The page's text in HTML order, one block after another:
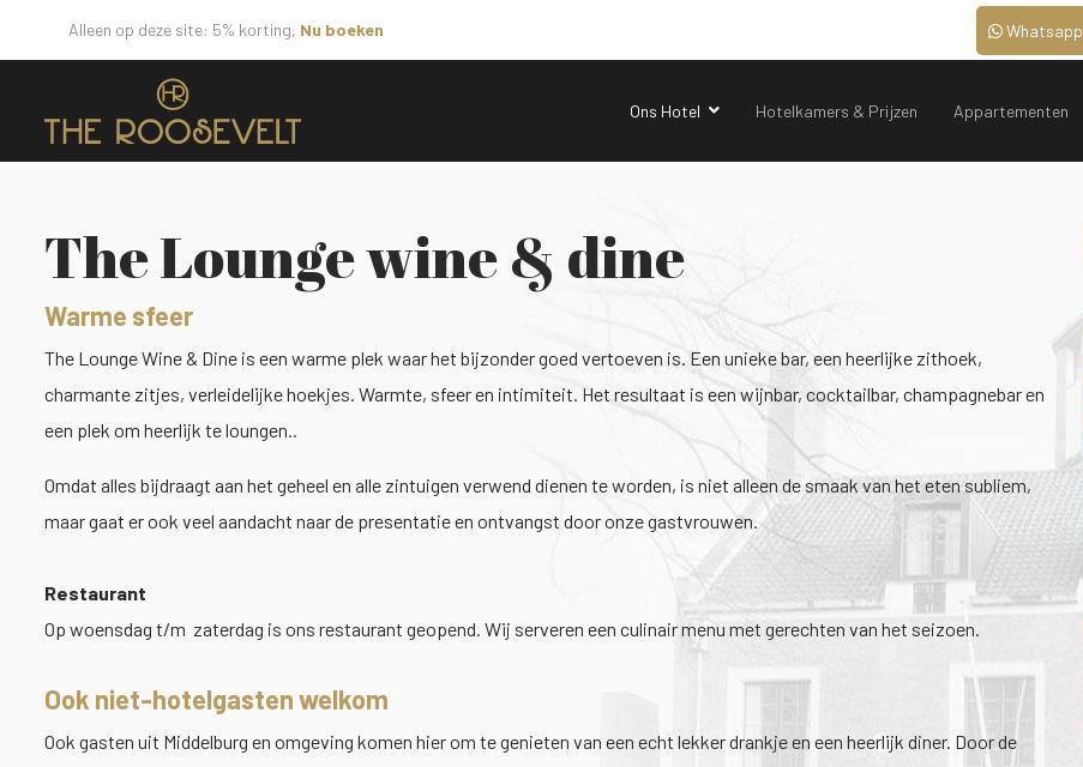
Alleen op deze site: 5% korting, Nu boeken Whatsapp
Ons Hotel Hotelkamers & Prijzen Appartementen
The Lounge wine & dine
Warme sfeer
The Lounge Wine & Dine is een warme plek waar het bijzonder goed vertoeven is. Een unieke bar, een heerlijke zithoek,
charmante zitjes, verleidelijke hoekjes. Warmte, sfeer en intimiteit. Het resultaat is een wijnbar, cocktailbar, champagnebar en
een plek om heerlijk te loungen..
Omdat alles bijdraagt aan het geheel en alle zintuigen verwend dienen te worden, is niet alleen de smaak van het eten subliem,
maar gaat er ook veel aandacht naar de presentatie en ontvangst door onze gastvrouwen.
Restaurant
Op woensdag t/m zaterdag is ons restaurant geopend. Wij serveren een culinair menu met gerechten van het seizoen.
Ook niet-hotelgasten welkom
Ook gasten uit Middelburg en omgeving komen hier om te genieten van een echt lekker drankje en een heerlijk diner. Door de